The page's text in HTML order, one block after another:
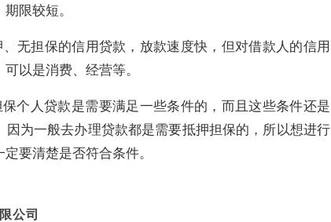
限较短。
无担保的信用贷款，放款速度快，但对借款人的信用
以是消费、经营等。
个人贷款是需要满足一些条件的，而且这些条件还是
因为一般去办理贷款都是需要抵押担保的，所以想进行
要清楚是否符合条件。
公司